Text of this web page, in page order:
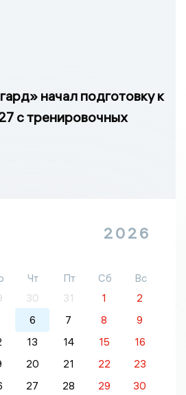
начал подготовку к
с тренировочных
2026
Чт Пт Сб
Вс
30 31 1
2
6 7 8
9
13 14 15
16
20 21 22
23
27 28 29 30